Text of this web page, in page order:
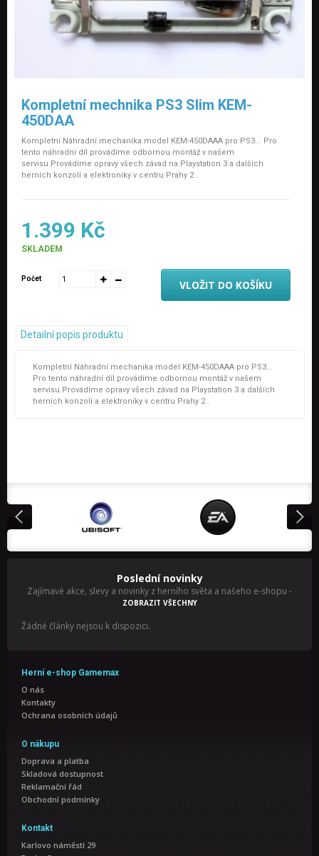
Kompletní mechnika PS3 Slim KEM-
450DAA
Kompletní Náhradní mechanika model KEM-450DAAA pro PS3... Pro
tento náhradní díl provádíme odbornou montáž v našem
servisu.Provádíme opravy všech závad na Playstation 3 a dalších
herních konzolí a elektroniky v centru Prahy 2 .
1.399 Kč
SKLADEM
Počet VLOŽIT DO KOŠÍKU
Detailní popis produktu
Kompletní Náhradní mechanika model KEM-450DAAA pro PS3...
Pro tento náhradní díl provádíme odbornou montáž v našem
servisu.Provádíme opravy všech závad na Playstation 3 a dalších
herních konzolí a elektroniky v centru Prahy 2 .
Poslední novinky
Zajímavé akce, slevy a novinky z herního světa a našeho e-shopu -
ZOBRAZIT VŠECHNY
Žádné články nejsou k dispozici.
Herní e-shop Gamemax
O nás
Kontakty
Ochrana osobních údajů
O nákupu
Doprava a platba
Skladová dostupnost
Reklamační řád
Obchodní podmínky
Kontakt
Karlovo náměstí 29